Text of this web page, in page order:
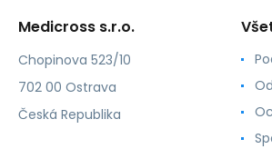
Medicross s.r.o.
Chopinova 523/10
702 00 Ostrava
Česká Republika